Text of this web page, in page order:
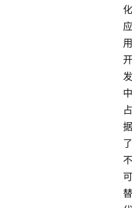
化
应
用
开
发
中
占
据
了
不
可
替